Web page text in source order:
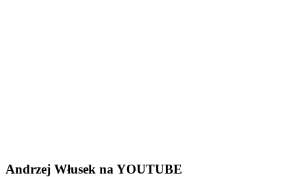
Andrzej Włusek na YOUTUBE